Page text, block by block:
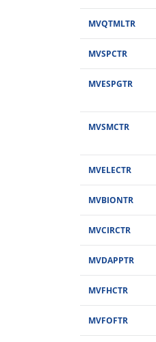
MVQTMLTR
MVSPCTR
MVESPGTR
MVSMCTR
MVELECTR
MVBIONTR
MVCIRCTR
MVDAPPTR
MVFHCTR
MVFOFTR